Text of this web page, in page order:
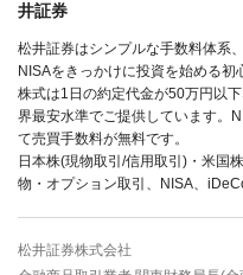
井証券
松井証券はシンプルな手数料体系
NISAをきっかけに投資を始める初
株式は1日の約定代金が50万円以
界最安水準でご提供しています。
て売買手数料が無料です。
日本株(現物取引/信用取引)・米国
物・オプション取引、NISA、
松井証券株式会社